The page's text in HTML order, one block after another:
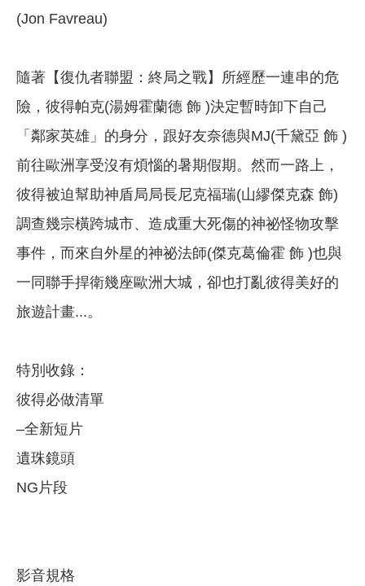
(Jon Favreau)
隨著【復仇者聯盟：終局之戰】所經歷一連串的危
險，彼得帕克(湯姆霍蘭德 飾 )決定暫時卸下自己
「鄰家英雄」的身分，跟好友奈德與MJ(千黛亞 飾 )
前往歐洲享受沒有煩惱的暑期假期。然而一路上，
彼得被迫幫助神盾局局長尼克福瑞(山繆傑克森 飾)
調查幾宗橫跨城市、造成重大死傷的神祕怪物攻擊
事件，而來自外星的神祕法師(傑克葛倫霍 飾 )也與
一同聯手捍衛幾座歐洲大城，卻也打亂彼得美好的
旅遊計畫...。
特別收錄：
彼得必做清單
–全新短片
遺珠鏡頭
NG片段
影音規格